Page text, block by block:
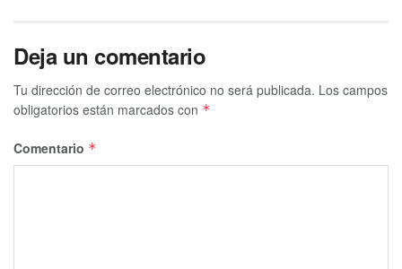
Deja un comentario
Tu dirección de correo electrónico no será publicada. Los campos
obligatorios están marcados con *
Comentario *